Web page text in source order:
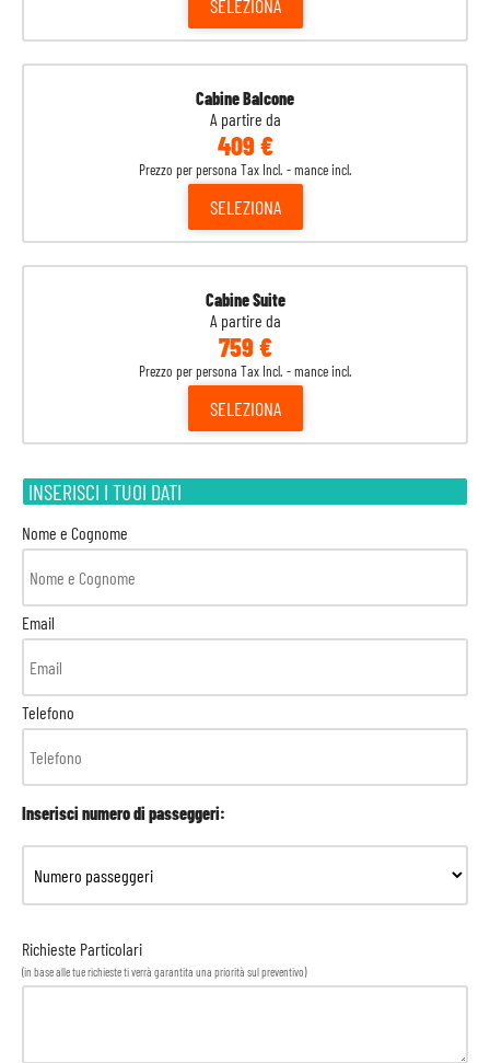
SELEZIONA
Cabine Balcone
A partire da
409 €
Prezzo per persona Tax Incl. - mance incl.
SELEZIONA
Cabine Suite
A partire da
759 €
Prezzo per persona Tax Incl. - mance incl.
SELEZIONA
INSERISCI I TUOI DATI
Nome e Cognome
Email
Telefono
Inserisci numero di passeggeri:
Richieste Particolari
(in base alle tue richieste ti verrà garantita una priorità sul preventivo)